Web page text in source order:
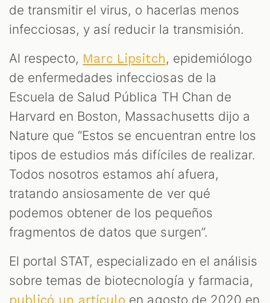
de transmitir el virus, o hacerlas menos
infecciosas, y así reducir la transmisión.
Al respecto, Marc Lipsitch, epidemiólogo
de enfermedades infecciosas de la
Escuela de Salud Pública TH Chan de
Harvard en Boston, Massachusetts dijo a
Nature que “Estos se encuentran entre los
tipos de estudios más difíciles de realizar.
Todos nosotros estamos ahí afuera,
tratando ansiosamente de ver qué
podemos obtener de los pequeños
fragmentos de datos que surgen”.
El portal STAT, especializado en el análisis
sobre temas de biotecnología y farmacia,
publicó un artículo en agosto de 2020 en